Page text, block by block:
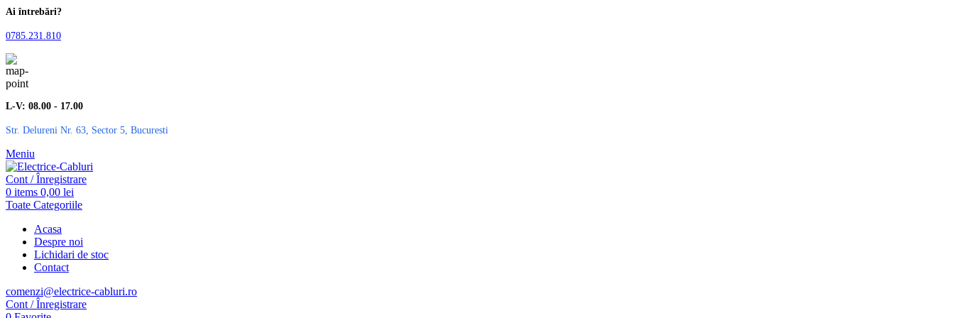
Ai întrebări?
0785.231.810
L-V: 08.00 - 17.00
Str. Delureni Nr. 63, Sector 5, Bucuresti
Meniu
Cont / Înregistrare
0 items 0,00 lei
Toate Categoriile
Acasa
Despre noi
Lichidari de stoc
Contact
comenzi@electrice-cabluri.ro
Cont / Înregistrare